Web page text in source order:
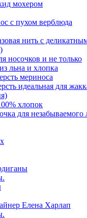
мохером
с пухом верблюда
нить с
носочков и не только
льна и хлопка
мериноса
идеальная для
хлопок
для незабываемого
Елена Харлап